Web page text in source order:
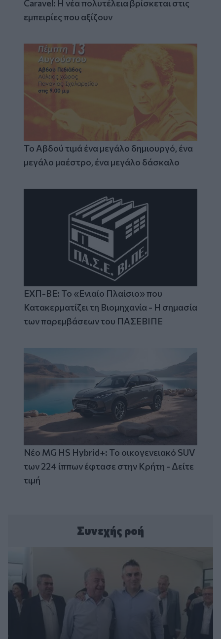
Caravel: Η νέα πολυτέλεια βρίσκεται στις
εμπειρίες που αξίζουν
Το Αβδού τιμά ένα μεγάλο δημιουργό, ένα
μεγάλο μαέστρο, ένα μεγάλο δάσκαλο
ΕΧΠ-ΒΕ: Το «Ενιαίο Πλαίσιο» που
Κατακερματίζει τη Βιομηχανία - Η σημασία
των παρεμβάσεων του ΠΑΣΕΒΙΠΕ
Νέο MG HS Hybrid+: Το οικογενειακό SUV
των 224 ίππων έφτασε στην Κρήτη - Δείτε
τιμή
Συνεχής ροή